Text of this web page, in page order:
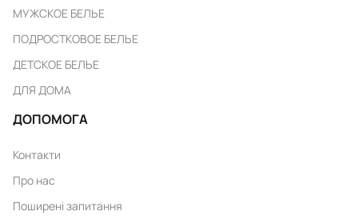
МУЖСКОЕ БЕЛЬЕ
ПОДРОСТКОВОЕ БЕЛЬЕ
ДЕТСКОЕ БЕЛЬЕ
ДЛЯ ДОМА
ДОПОМОГА
Контакти
Про нас
Поширені запитання